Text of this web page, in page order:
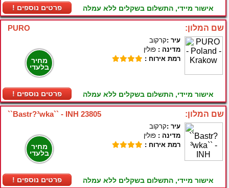
! פרטים נוספים אישור מיידי, התשלום בשקלים ללא עמלה
PURO שם המלון:
מחיר
בלעדי
! פרטים נוספים
עיר :קרקוב
מדינה : פולין
רמת אירוח :
אישור מיידי, התשלום בשקלים ללא עמלה
``Bastr?³wka`` - INH 23805 שם המלון:
מחיר
בלעדי
! פרטים נוספים
עיר :קרקוב
מדינה : פולין
רמת אירוח :
אישור מיידי, התשלום בשקלים ללא עמלה